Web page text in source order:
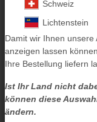
Schweiz
Lichtenstein
Damit wir Ihnen unsere
anzeigen lassen
Ihre Bestellung liefern
Ist Ihr Land nicht
können diese
ändern.